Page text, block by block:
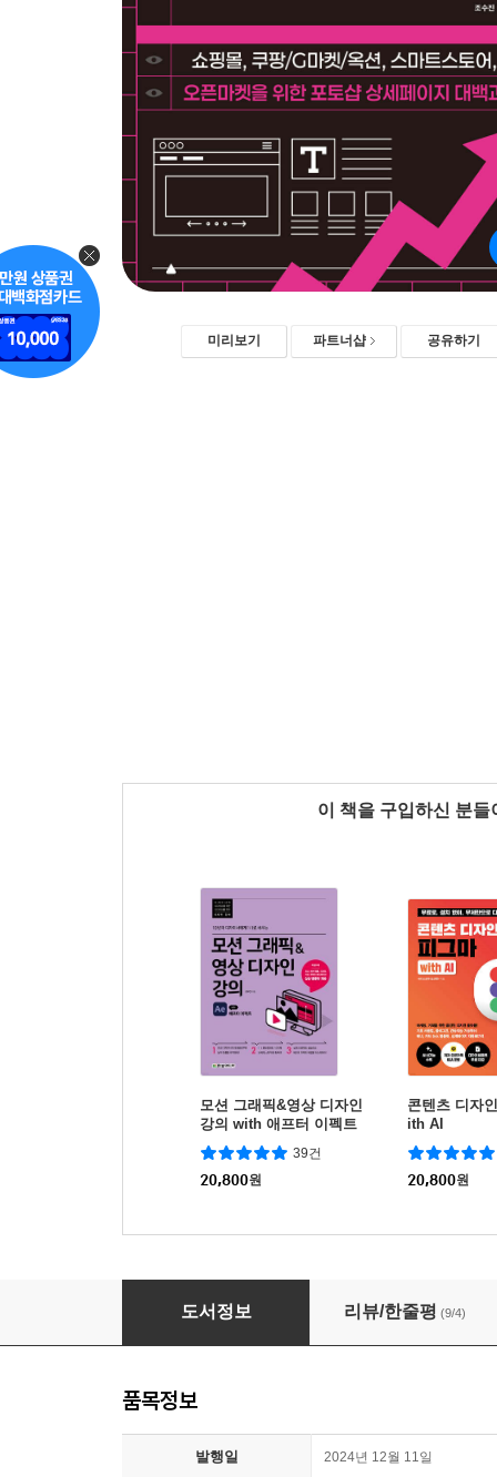
미리보기 파트너샵 공유하기
이 책을 구입하신 분
모션 그래픽&영상 디자인
강의 with 애프터 이펙트
39건
20,800원
콘텐츠 디자
ith AI
20,800원
매출과 구매전환율을 높이는 상세페이지 기획&
도서정보 리뷰/한줄평 (9/4)
품목정보
발행일 2024년 12월 11일